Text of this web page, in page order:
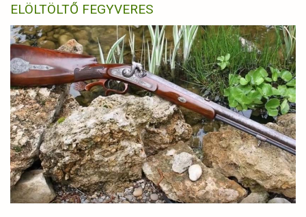
ELÖLTÖLTŐ FEGYVERES